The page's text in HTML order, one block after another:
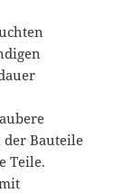
der Bauteile
Teile.